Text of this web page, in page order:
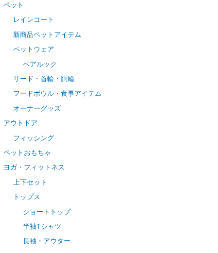
ペット
レインコート
新商品ペットアイテム
ペットウェア
ペアルック
リード・首輪・胴輪
フードボウル・食事アイテム
オーナーグッズ
アウトドア
フィッシング
ペットおもちゃ
ヨガ・フィットネス
上下セット
トップス
ショートトップ
半袖Tシャツ
長袖・アウター